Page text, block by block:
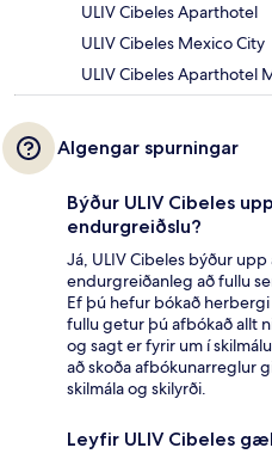
ULIV Cibeles Aparthotel
ULIV Cibeles Mexico City
ULIV Cibeles Aparthotel
Algengar spurningar
Býður ULIV Cibeles
endurgreiðslu?
Já, ULIV Cibeles býður
endurgreiðanleg að fullu
Ef þú hefur bókað
fullu getur þú afbókað allt
og sagt er fyrir um í
að skoða afbókunarreglur
skilmála og skilyrði.
Leyfir ULIV Cibeles